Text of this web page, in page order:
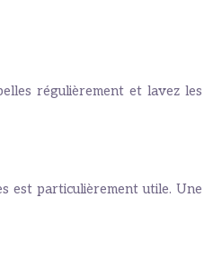
régulièrement et lavez les
est particulièrement utile. Une